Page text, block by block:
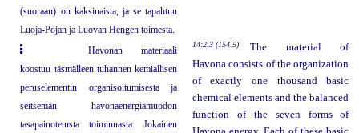
(suoraan) on kaksinaista, ja se tapahtuu
Luoja-Pojan ja Luovan Hengen toimesta.
Havonan materiaali
koostuu täsmälleen tuhannen kemiallisen
peruselementin organisoitumisesta ja
seitsemän havonaenergiamuodon
tasapainotetusta toiminnasta. Jokainen
14:2.3 (154.5)
The material of
Havona consists of the organization
of exactly one thousand basic
chemical elements and the balanced
function of the seven forms of